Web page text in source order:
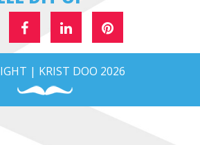
| KRIST DOO 2026